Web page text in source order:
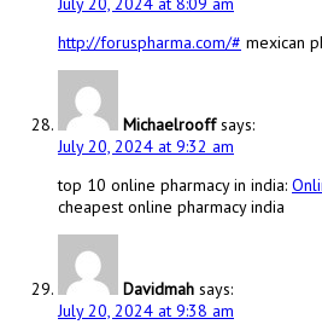
http://foruspharma.com/# mexican
Michaelrooff says:
July 20, 2024 at 9:32 am
top 10 online pharmacy in india:
cheapest online pharmacy india
Davidmah says:
July 20, 2024 at 9:38 am